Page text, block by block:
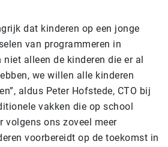
dat kinderen op een jonge
van programmeren in
alleen de kinderen die er al
we willen alle kinderen
aldus Peter Hofstede, CTO bij
vakken die op school
volgens ons zoveel meer
voorbereidt op de toekomst in